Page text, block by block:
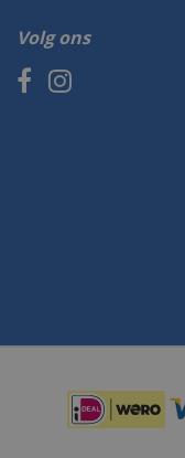
Volg ons